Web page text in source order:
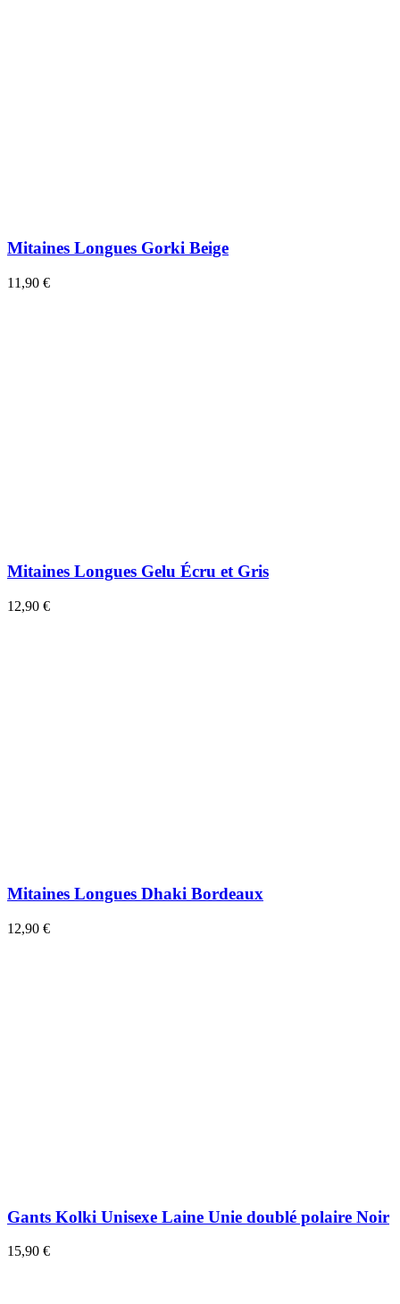
Mitaines Longues Gorki Beige
11,90 €
Mitaines Longues Gelu Écru et Gris
12,90 €
Mitaines Longues Dhaki Bordeaux
12,90 €
Gants Kolki Unisexe Laine Unie doublé polaire Noir
15,90 €